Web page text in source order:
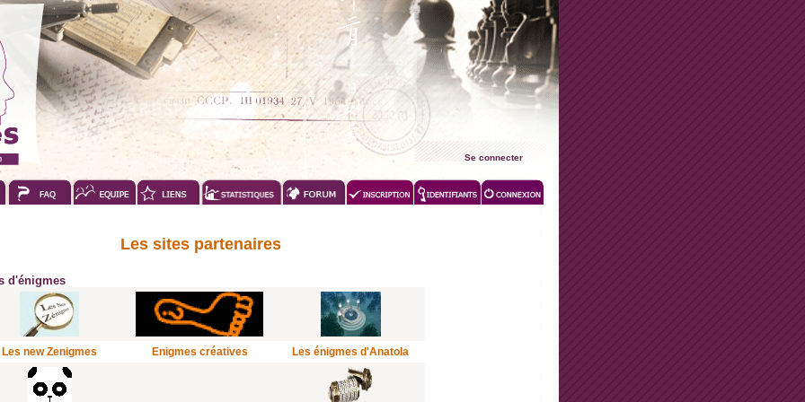
Se connecter
Les sites partenaires
d'énigmes
Les new Zenigmes Enigmes créatives Les énigmes d'Anatola